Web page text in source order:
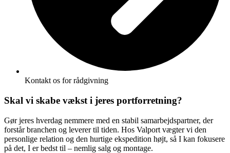
Kontakt os for rådgivning
Skal vi skabe vækst i jeres portforretning?
Gør jeres hverdag nemmere med en stabil samarbejdspartner, der
forstår branchen og leverer til tiden. Hos Valport vægter vi den
personlige relation og den hurtige ekspedition højt, så I kan fokusere
på det, I er bedst til – nemlig salg og montage.